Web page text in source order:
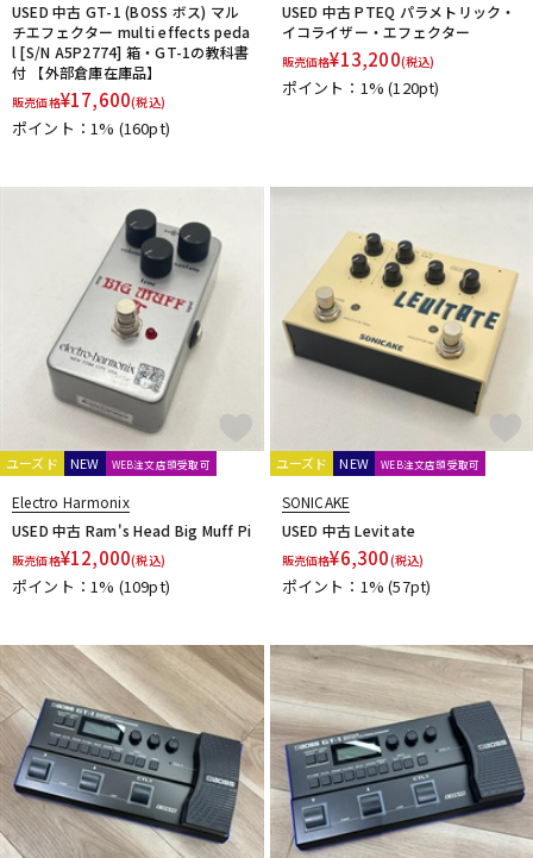
USED 中古 GT-1 (BOSS ボス) マル
チエフェクター multi effects peda
l [S/N A5P2774] 箱・GT-1の教科書
付 【外部倉庫在庫品】
販売価格¥17,600(税込)
ポイント：1% (160pt)
USED 中古 PTEQ パラメトリック・
イコライザー・エフェクター
販売価格¥13,200(税込)
ポイント：1%(120pt)
ユーズド NEW WEB注文店頭受取可
Electro Harmonix
USED 中古 Ram's Head Big Muff Pi
販売価格¥12,000(税込)
ポイント：1% (109pt)
ユーズド NEW WEB注文店頭受取可
SONICAKE
USED 中古 Levitate
販売価格¥6,300(税込)
ポイント：1%(57pt)